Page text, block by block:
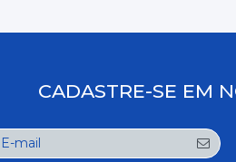
CADASTRE-SE EM